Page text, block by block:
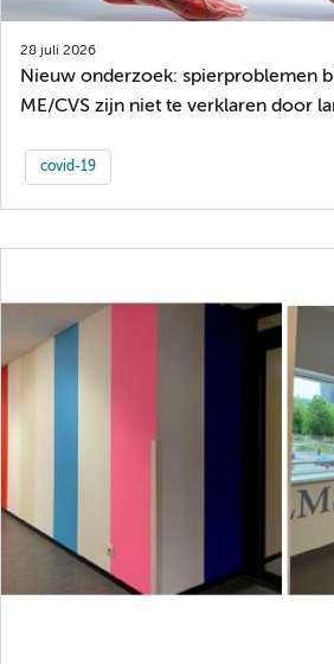
28 juli 2026
Nieuw onderzoek: spierproblemen
ME/CVS zijn niet te verklaren door
covid-19